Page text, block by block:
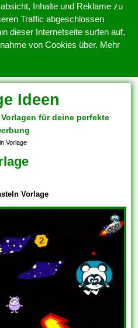
Inhalte und Reklame zu
Traffic abgeschlossen
dieser Internetseite surfen auf,
von Cookies über. Mehr
Ideen
für deine perfekte
Vorlage
Vorlage